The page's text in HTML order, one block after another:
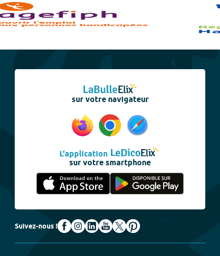
sur votre navigateur
L'application
sur votre smartphone
Suivez-nous !